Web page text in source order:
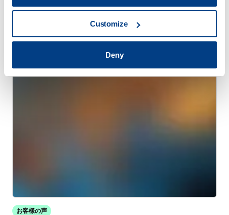
Customize
Deny
クインタス顧客トレーニングプログラム
お客様の声